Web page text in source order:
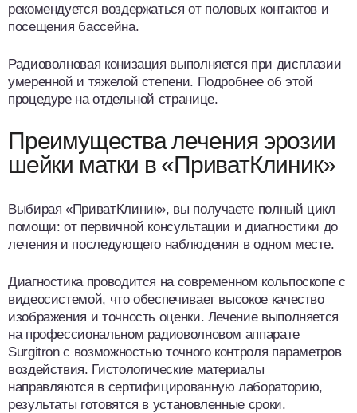
рекомендуется воздержаться от половых контактов и
посещения бассейна.
Радиоволновая конизация выполняется при дисплазии
умеренной и тяжелой степени. Подробнее об этой
процедуре на отдельной странице.
Преимущества лечения эрозии
шейки матки в «ПриватКлиник»
Выбирая «ПриватКлиник», вы получаете полный цикл
помощи: от первичной консультации и диагностики до
лечения и последующего наблюдения в одном месте.
Диагностика проводится на современном кольпоскопе с
видеосистемой, что обеспечивает высокое качество
изображения и точность оценки. Лечение выполняется
на профессиональном радиоволновом аппарате
Surgitron с возможностью точного контроля параметров
воздействия. Гистологические материалы
направляются в сертифицированную лабораторию,
результаты готовятся в установленные сроки.